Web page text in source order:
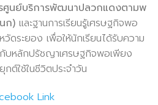
ศูนย์บริการพัฒนาปลวกแดงตามพ
ก) และฐานการเรียนรู้เศรษฐกิจพอ
ดระยอง เพื่อให้นักเรียนได้รับความ
บหลักปรัชญาเศรษฐกิจพอเพียง
กต์ใช้ในชีวิตประจำวัน
Link